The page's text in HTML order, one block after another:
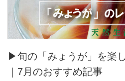
▶旬の「みょうが」を楽
｜7月のおすすめ記事